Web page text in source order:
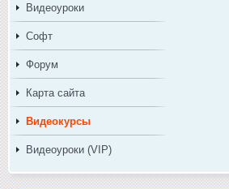
Видеоуроки
Софт
Форум
Карта сайта
Видеокурсы
Видеоуроки (VIP)